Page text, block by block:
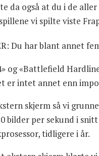
da også at du i de
vi spilte viste
Du har blant annet
og «Battlefield
er intet annet enn
skjerm så vi
bilder per sekund i
tidligere i år.